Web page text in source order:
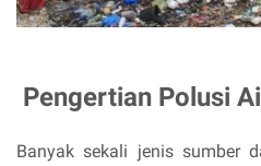
Pengertian Polusi
Banyak sekali jenis sumber